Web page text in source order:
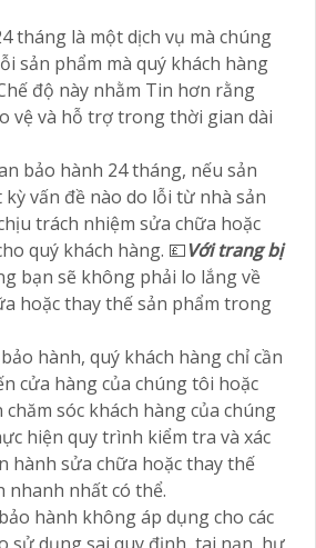
tháng là một dịch vụ mà chúng
sản phẩm mà quý khách hàng
độ này nhằm Tin hơn rằng
vệ và hỗ trợ trong thời gian dài
bảo hành 24 tháng, nếu sản
vấn đề nào do lỗi từ nhà sản
trách nhiệm sửa chữa hoặc
quý khách hàng. 💷Với trang bị
bạn sẽ không phải lo lắng về
hoặc thay thế sản phẩm trong
hành, quý khách hàng chỉ cần
cửa hàng của chúng tôi hoặc
sóc khách hàng của chúng
hiện quy trình kiểm tra và xác
hành sửa chữa hoặc thay thế
nhanh nhất có thể.
hành không áp dụng cho các